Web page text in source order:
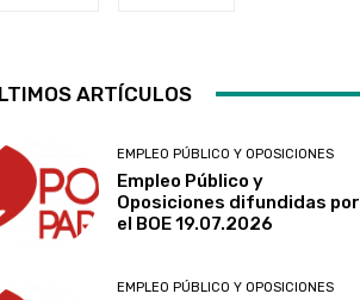
TelegramARTÍCULOS
EMPLEO PÚBLICO Y OPOSICIONES
Empleo Público y
Oposiciones difundidas por
el BOE 19.07.2026
EMPLEO PÚBLICO Y OPOSICIONES